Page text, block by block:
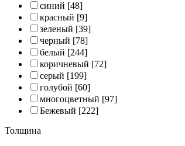
синий [48]
красный [9]
зеленый [39]
черный [78]
белый [244]
коричневый [72]
серый [199]
голубой [60]
многоцветный [97]
Бежевый [222]
Толщина